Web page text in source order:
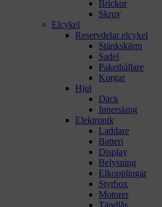
Brickor
Skruv
Elcykel
Reservdelar elcykel
Stänkskärm
Sadel
Pakethållare
Korgar
Hjul
Däck
Innerslang
Elektronik
Laddare
Batteri
Display
Belysning
Elkopplingar
Styrbox
Motorer
Tändlås